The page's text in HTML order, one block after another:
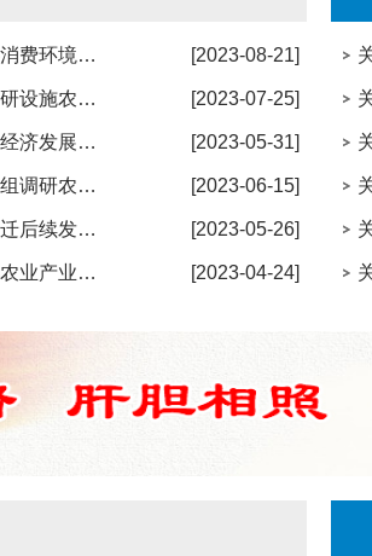
[2023-08-21]
宁强县政协开展旅游消费环境建设情况调研
[2023-07-25]
县政协农业法制委调研设施农业发展情况
[2023-05-31]
县政协调研全县数字经济发展情况
[2023-06-15]
县政协农业学习联络组调研农业产业
[2023-05-26]
县政协对全县移民搬迁后续发展情况进行视察
[2023-04-24]
宁强县政协调研全县农业产业与旅游融合发展情况